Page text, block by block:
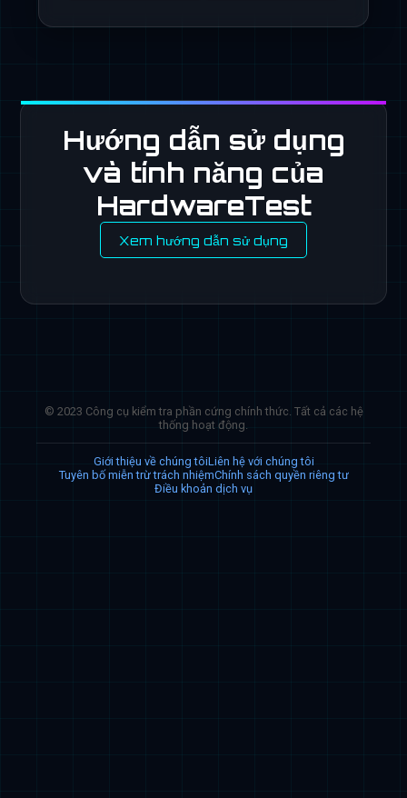
Hướng dẫn sử dụng
và tính năng của
HardwareTest
Xem hướng dẫn sử dụng
© 2023 Công cụ kiểm tra phần cứng chính thức. Tất cả các hệ
thống hoạt động.
Giới thiệu về chúng tôiLiên hệ với chúng tôi
Tuyên bố miễn trừ trách nhiệmChính sách quyền riêng tư
Điều khoản dịch vụ